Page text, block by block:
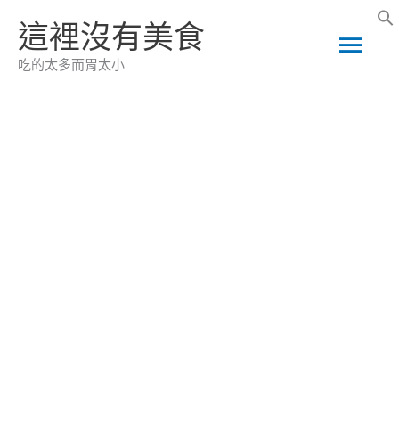
這裡沒有美食
吃的太多而胃太小
主